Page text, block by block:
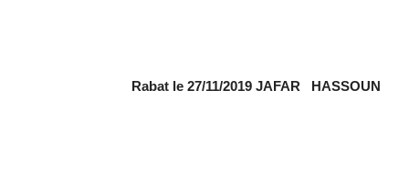
Rabat le 27/11/2019 JAFAR HASSOUN